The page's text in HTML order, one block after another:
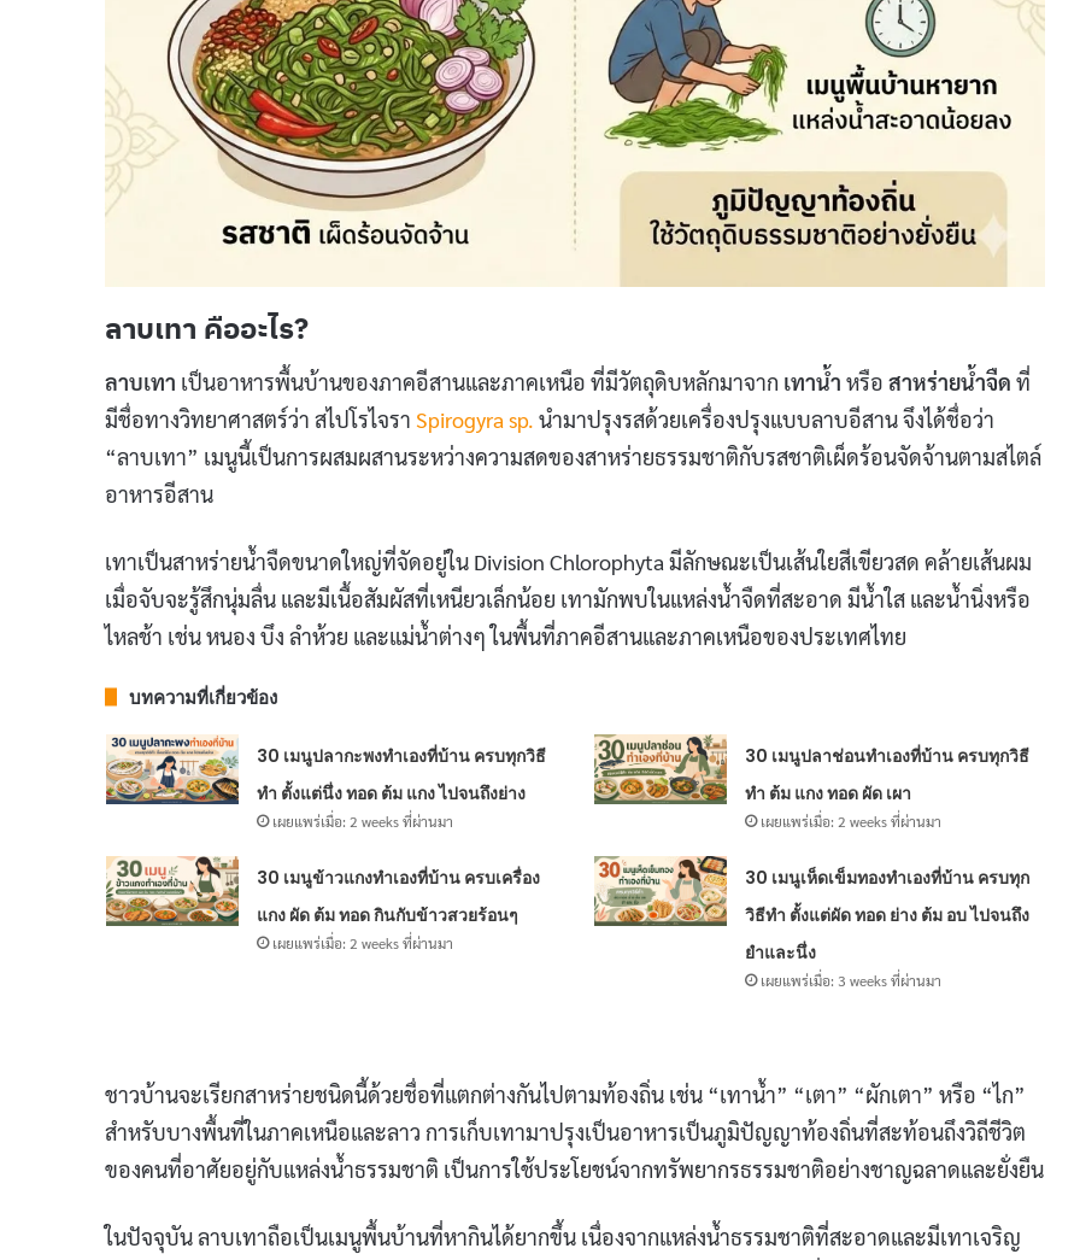
ลาบเทา คืออะไร?
ลาบเทา เป็นอาหารพื้นบ้านของภาคอีสานและภาคเหนือ ที่มีวัตถุดิบหลักมาจาก เทาน้ำ หรือ สาหร่ายน้ำจืด ที่
มีชื่อทางวิทยาศาสตร์ว่า สไปโรไจรา Spirogyra sp. นำมาปรุงรสด้วยเครื่องปรุงแบบลาบอีสาน จึงได้ชื่อว่า
“ลาบเทา” เมนูนี้เป็นการผสมผสานระหว่างความสดของสาหร่ายธรรมชาติกับรสชาติเผ็ดร้อนจัดจ้านตามสไตล์
อาหารอีสาน
เทาเป็นสาหร่ายน้ำจืดขนาดใหญ่ที่จัดอยู่ใน Division Chlorophyta มีลักษณะเป็นเส้นใยสีเขียวสด คล้ายเส้นผม
เมื่อจับจะรู้สึกนุ่มลื่น และมีเนื้อสัมผัสที่เหนียวเล็กน้อย เทามักพบในแหล่งน้ำจืดที่สะอาด มีน้ำใส และน้ำนิ่งหรือ
ไหลช้า เช่น หนอง บึง ลำห้วย และแม่น้ำต่างๆ ในพื้นที่ภาคอีสานและภาคเหนือของประเทศไทย
บทความที่เกี่ยวข้อง
30 เมนูปลากะพงทำเองที่บ้าน ครบทุกวิธี
ทำ ตั้งแต่นึ่ง ทอด ต้ม แกง ไปจนถึงย่าง
เผยแพร่เมื่อ: 2 weeks ที่ผ่านมา
30 เมนูปลาช่อนทำเองที่บ้าน ครบทุกวิธี
ทำ ต้ม แกง ทอด ผัด เผา
เผยแพร่เมื่อ: 2 weeks ที่ผ่านมา
30 เมนูข้าวแกงทำเองที่บ้าน ครบเครื่อง
แกง ผัด ต้ม ทอด กินกับข้าวสวยร้อนๆ
เผยแพร่เมื่อ: 2 weeks ที่ผ่านมา
30 เมนูเห็ดเข็มทองทำเองที่บ้าน ครบทุก
วิธีทำ ตั้งแต่ผัด ทอด ย่าง ต้ม อบ ไปจนถึง
ยำและนึ่ง
เผยแพร่เมื่อ: 3 weeks ที่ผ่านมา
ชาวบ้านจะเรียกสาหร่ายชนิดนี้ด้วยชื่อที่แตกต่างกันไปตามท้องถิ่น เช่น “เทาน้ำ” “เตา” “ผักเตา” หรือ “ไก”
สำหรับบางพื้นที่ในภาคเหนือและลาว การเก็บเทามาปรุงเป็นอาหารเป็นภูมิปัญญาท้องถิ่นที่สะท้อนถึงวิถีชีวิต
ของคนที่อาศัยอยู่กับแหล่งน้ำธรรมชาติ เป็นการใช้ประโยชน์จากทรัพยากรธรรมชาติอย่างชาญฉลาดและยั่งยืน
ในปัจจุบัน ลาบเทาถือเป็นเมนูพื้นบ้านที่หากินได้ยากขึ้น เนื่องจากแหล่งน้ำธรรมชาติที่สะอาดและมีเทาเจริญ